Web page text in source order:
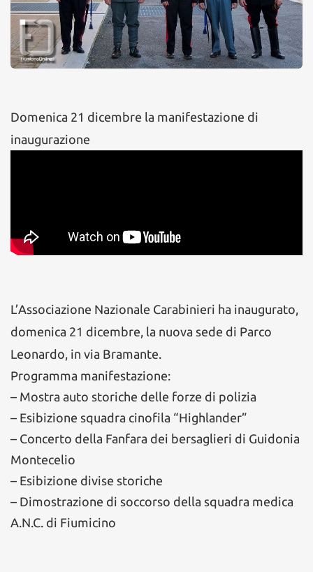
Domenica 21 dicembre la manifestazione di
inaugurazione
L’Associazione Nazionale Carabinieri ha inaugurato,
domenica 21 dicembre, la nuova sede di Parco
Leonardo, in via Bramante.
Programma manifestazione:
– Mostra auto storiche delle forze di polizia
– Esibizione squadra cinofila “Highlander”
– Concerto della Fanfara dei bersaglieri di Guidonia
Montecelio
– Esibizione divise storiche
– Dimostrazione di soccorso della squadra medica
A.N.C. di Fiumicino